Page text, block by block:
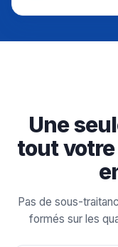
Une
tout
Pas de sous-
formés sur les